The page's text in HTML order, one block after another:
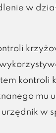
w
kontroli
mu
w